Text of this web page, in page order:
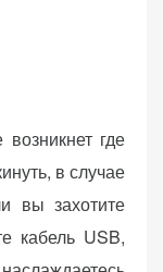
где
в случае
вы захотите
кабель USB,